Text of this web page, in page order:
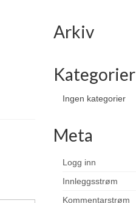
Arkiv
Kategorier
Ingen kategorier
Meta
Logg inn
Innleggsstrøm
Kommentarstrøm